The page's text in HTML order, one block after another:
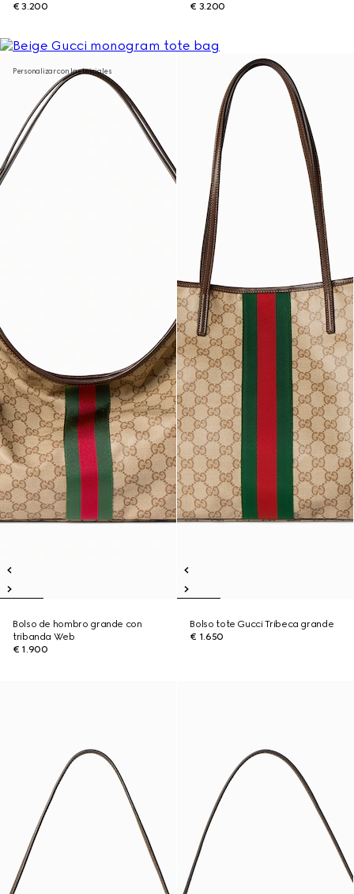
€ 3.200
€ 3.200
Personalizar con las iniciales
Bolso de hombro grande con
tribanda Web
€ 1.900
Bolso tote Gucci Tribeca grande
€ 1.650